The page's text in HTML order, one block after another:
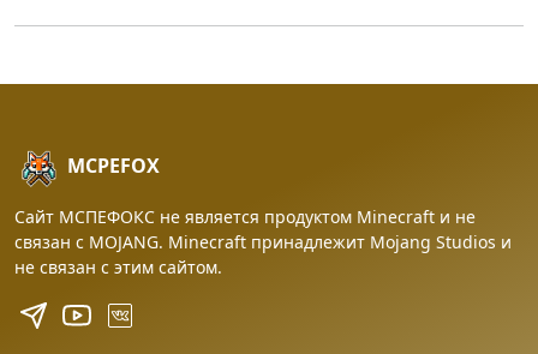
MCPEFOX
Сайт МСПЕФОКС не является продуктом Minecraft и не
связан с MOJANG. Minecraft принадлежит Mojang Studios и
не связан с этим сайтом.